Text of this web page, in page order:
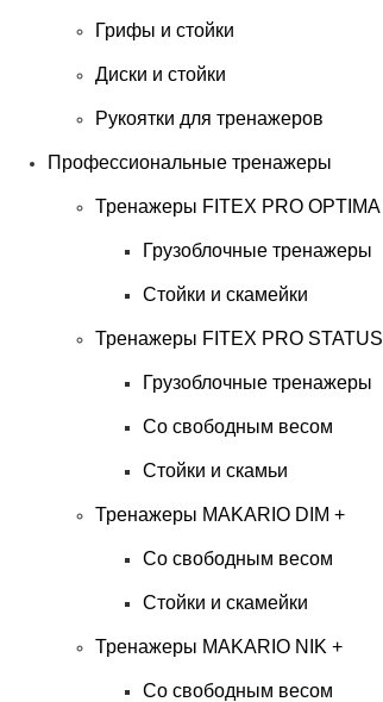
Грифы и стойки
Диски и стойки
Рукоятки для тренажеров
Профессиональные тренажеры
Тренажеры FITEX PRO OPTIMA
Грузоблочные тренажеры
Стойки и скамейки
Тренажеры FITEX PRO STATUS
Грузоблочные тренажеры
Со свободным весом
Стойки и скамьи
Тренажеры MAKARIO DIM +
Со свободным весом
Стойки и скамейки
Тренажеры MAKARIO NIK +
Со свободным весом